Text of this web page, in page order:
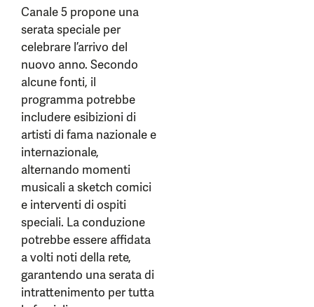
Canale 5 propone una
serata speciale per
celebrare l’arrivo del
nuovo anno. Secondo
alcune fonti, il
programma potrebbe
includere esibizioni di
artisti di fama nazionale e
internazionale,
alternando momenti
musicali a sketch comici
e interventi di ospiti
speciali. La conduzione
potrebbe essere affidata
a volti noti della rete,
garantendo una serata di
intrattenimento per tutta